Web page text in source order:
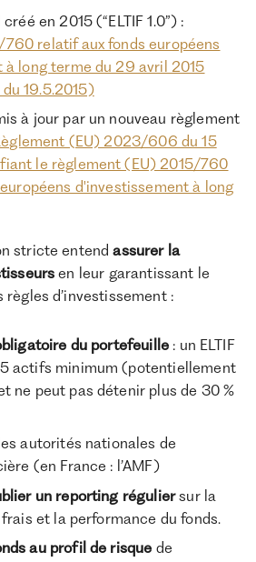
en 2015 (“ELTIF 1.0”) :
relatif aux fonds européens
à long terme du 29 avril 2015
19.5.2015)
à jour par un nouveau règlement
(EU) 2023/606 du 15
le règlement (EU) 2015/760
d'investissement à long
stricte entendassurer la
en leur garantissant le
d’investissement :
du portefeuille : un ELTIF
actifs minimum (potentiellement
ne peut pas détenir plus de 30 %
autorités nationales de
(en France : l’AMF)
un reporting réguliersur la
et la performance du fonds.
au profil de risque de